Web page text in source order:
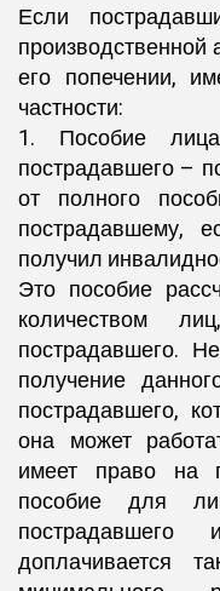
Если
его попечении,
частности:
1. Пособие
пострадавшего –
от полного
получил
Это пособие
количеством
пострадавшего.
получение
пострадавшего,
она может
имеет право на
пособие для
доплачивается